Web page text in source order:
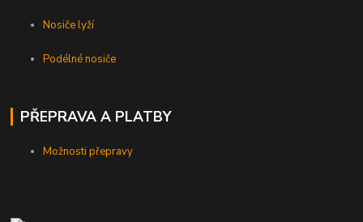
Nosiče lyží
Podélné nosiče
PŘEPRAVA A PLATBY
Možnosti přepravy